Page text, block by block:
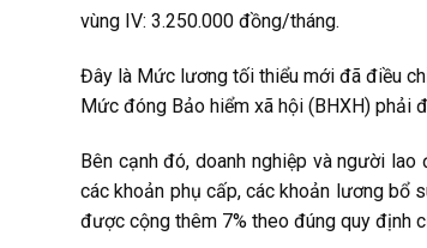
vùng IV: 3.250.000 đồng/tháng.
Đây là Mức lương tối thiểu mới đã điều
Mức đóng Bảo hiểm xã hội (BHXH) phải
Bên cạnh đó, doanh nghiệp và người
các khoản phụ cấp, các khoản lương bổ
được cộng thêm 7% theo đúng quy định